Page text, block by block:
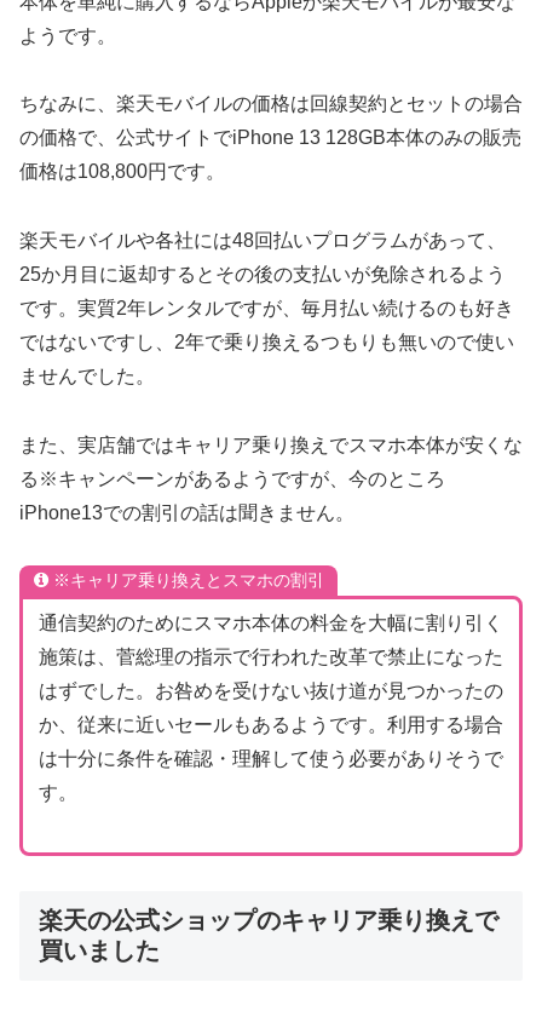
ようです。
ちなみに、楽天モバイルの価格は回線契約とセットの場合
の価格で、公式サイトでiPhone 13 128GB本体のみの販売
価格は108,800円です。
楽天モバイルや各社には48回払いプログラムがあって、
25か月目に返却するとその後の支払いが免除されるよう
です。実質2年レンタルですが、毎月払い続けるのも好き
ではないですし、2年で乗り換えるつもりも無いので使い
ませんでした。
また、実店舗ではキャリア乗り換えでスマホ本体が安くな
る※キャンペーンがあるようですが、今のところ
iPhone13での割引の話は聞きません。
※キャリア乗り換えとスマホの割引
通信契約のためにスマホ本体の料金を大幅に割り引く
施策は、菅総理の指示で行われた改革で禁止になった
はずでした。お咎めを受けない抜け道が見つかったの
か、従来に近いセールもあるようです。利用する場合
は十分に条件を確認・理解して使う必要がありそうで
す。
楽天の公式ショップのキャリア乗り換えで
買いました